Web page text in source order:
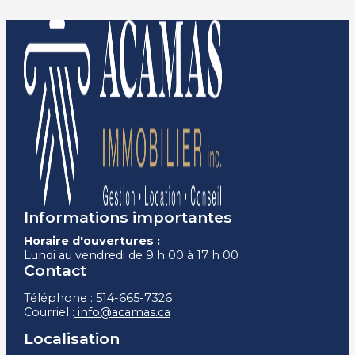
Informations importantes
Horaire d'ouvertures :
Lundi au vendredi de 9 h 00 à 17 h 00
Contact
Téléphone : 514-665-7326
Courriel : info@acamas.ca
Localisation